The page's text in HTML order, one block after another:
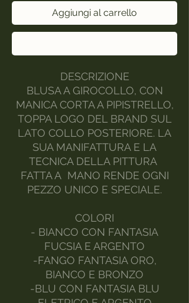
Aggiungi al carrello
DESCRIZIONE
BLUSA A GIROCOLLO, CON
MANICA CORTA A PIPISTRELLO,
TOPPA LOGO DEL BRAND SUL
LATO COLLO POSTERIORE. LA
SUA MANIFATTURA E LA
TECNICA DELLA PITTURA
FATTA A MANO RENDE OGNI
PEZZO UNICO E SPECIALE.
COLORI
- BIANCO CON FANTASIA
FUCSIA E ARGENTO
-FANGO FANTASIA ORO,
BIANCO E BRONZO
-BLU CON FANTASIA BLU